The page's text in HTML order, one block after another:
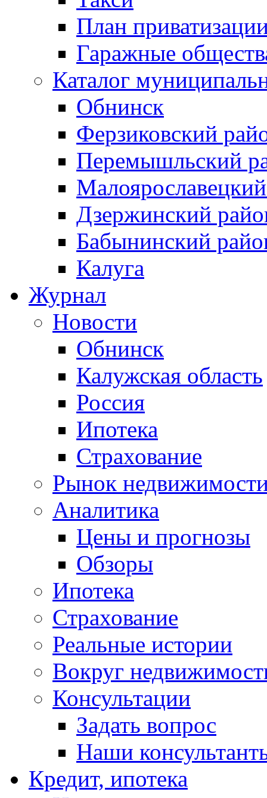
План
Гаражные
Каталог
Обнинск
Ферзиковский
Перемышльский
Дзержинский
Бабынинский
Калуга
Журнал
Новости
Обнинск
Калужская область
Россия
Ипотека
Страхование
Рынок
Аналитика
Цены и прогнозы
Обзоры
Ипотека
Страхование
Реальные истории
Вокруг
Консультации
Задать вопрос
Наши
Кредит, ипотека